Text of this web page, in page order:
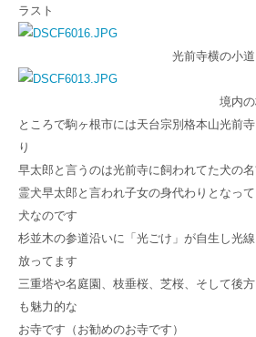
ラスト
光前寺横の小道 春がい
境内の枝垂桜・
ところで駒ヶ根市には天台宗別格本山光前
り
早太郎と言うのは光前寺に飼われてた犬の名
霊犬早太郎と言われ子女の身代わりとなっ
犬なのです
杉並木の参道沿いに「光ごけ」が自生し光
放ってます
三重塔や名庭園、枝垂桜、芝桜、そして後
も魅力的な
お寺です（お勧めのお寺です）